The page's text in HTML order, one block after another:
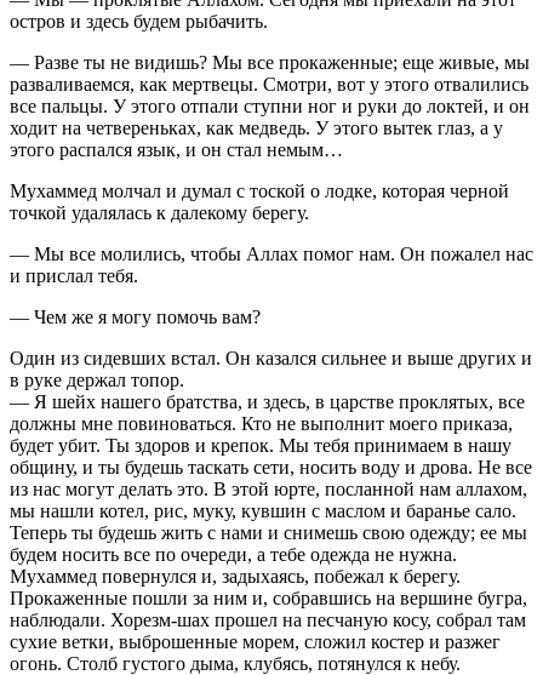
остров и здесь будем рыбачить.
— Разве ты не видишь? Мы все прокаженные; еще живые, мы
разваливаемся, как мертвецы. Смотри, вот у этого отвалились
все пальцы. У этого отпали ступни ног и руки до локтей, и он
ходит на четвереньках, как медведь. У этого вытек глаз, а у
этого распался язык, и он стал немым…
Мухаммед молчал и думал с тоской о лодке, которая черной
точкой удалялась к далекому берегу.
— Мы все молились, чтобы Аллах помог нам. Он пожалел нас
и прислал тебя.
— Чем же я могу помочь вам?
Один из сидевших встал. Он казался сильнее и выше других и
в руке держал топор.
— Я шейх нашего братства, и здесь, в царстве проклятых, все
должны мне повиноваться. Кто не выполнит моего приказа,
будет убит. Ты здоров и крепок. Мы тебя принимаем в нашу
общину, и ты будешь таскать сети, носить воду и дрова. Не все
из нас могут делать это. В этой юрте, посланной нам аллахом,
мы нашли котел, рис, муку, кувшин с маслом и баранье сало.
Теперь ты будешь жить с нами и снимешь свою одежду; ее мы
будем носить все по очереди, а тебе одежда не нужна.
Мухаммед повернулся и, задыхаясь, побежал к берегу.
Прокаженные пошли за ним и, собравшись на вершине бугра,
наблюдали. Хорезм-шах прошел на песчаную косу, собрал там
сухие ветки, выброшенные морем, сложил костер и разжег
огонь. Столб густого дыма, клубясь, потянулся к небу.